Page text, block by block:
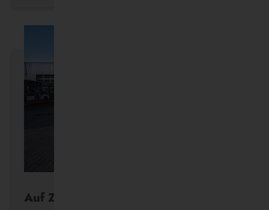
Auf Zukunftskurs